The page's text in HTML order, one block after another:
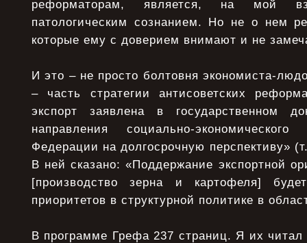
реформаторам, является, на мой
патологическим сознанием. Но не о нем
которые ему с доверием внимают и не
И это – не просто болтовня экономиста-
– часть стратегии антисоветских
экспорт заявлена в государственном
направления социально-
Федерации на долгосрочную перспективу»
В ней сказано: «Поддержание экспортной
[производство зерна и картофеля]
приоритетов в структурной политике в
В программе Грефа 237 страниц. Я их